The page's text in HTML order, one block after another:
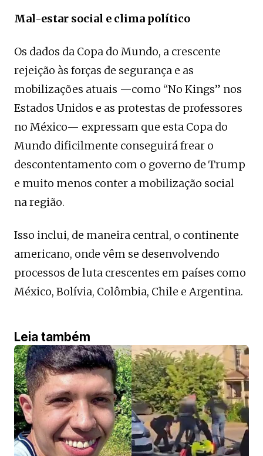
Mal-estar social e clima político
Os dados da Copa do Mundo, a crescente
rejeição às forças de segurança e as
mobilizações atuais —como “No Kings” nos
Estados Unidos e as protestas de professores
no México— expressam que esta Copa do
Mundo dificilmente conseguirá frear o
descontentamento com o governo de Trump
e muito menos conter a mobilização social
na região.
Isso inclui, de maneira central, o continente
americano, onde vêm se desenvolvendo
processos de luta crescentes em países como
México, Bolívia, Colômbia, Chile e Argentina.
Leia também